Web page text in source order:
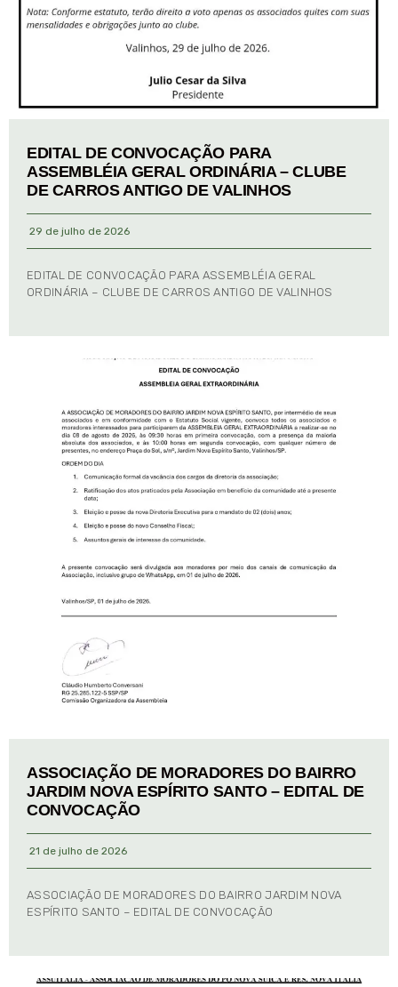
EDITAL DE CONVOCAÇÃO PARA
ASSEMBLÉIA GERAL ORDINÁRIA – CLUBE
DE CARROS ANTIGO DE VALINHOS
29 de julho de 2026
EDITAL DE CONVOCAÇÃO PARA ASSEMBLÉIA GERAL
ORDINÁRIA – CLUBE DE CARROS ANTIGO DE VALINHOS
ASSOCIAÇÃO DE MORADORES DO BAIRRO
JARDIM NOVA ESPÍRITO SANTO – EDITAL DE
CONVOCAÇÃO
21 de julho de 2026
ASSOCIAÇÃO DE MORADORES DO BAIRRO JARDIM NOVA
ESPÍRITO SANTO – EDITAL DE CONVOCAÇÃO